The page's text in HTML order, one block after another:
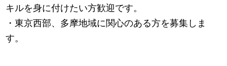
キルを身に付けたい方歓迎です。
・東京西部、多摩地域に関心のある方を募集しま
す。